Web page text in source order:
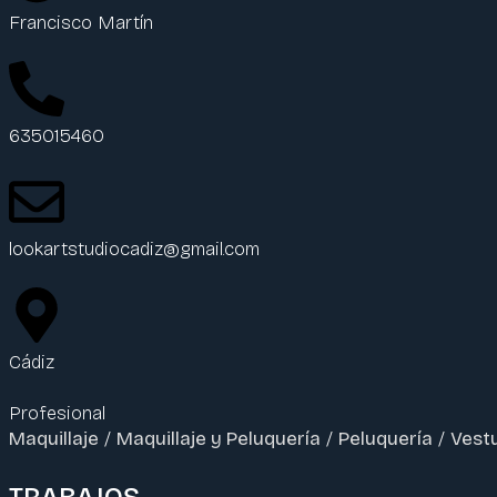
Francisco Martín
635015460
lookartstudiocadiz@gmail.com
Cádiz
Profesional
Maquillaje / Maquillaje y Peluquería / Peluquería /